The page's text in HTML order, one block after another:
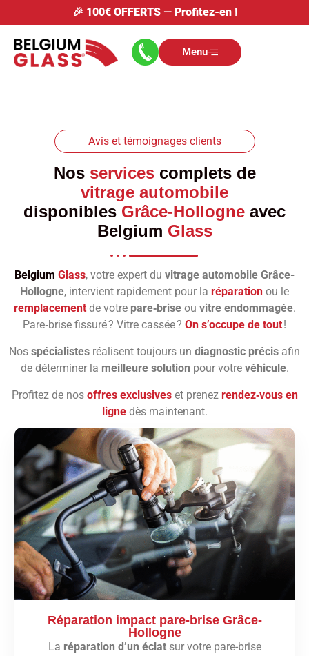
🎉 100€ OFFERTS— Profitez-en!
Menu
Avis et témoignages clients
Nos servicescomplets de
vitrage automobile
disponibles Grâce-Hollogne avec
Belgium Glass
Belgium Glass, votre expert du vitrage automobile Grâce-
Hollogne, intervient rapidement pour la réparation ou le
remplacementde votre pare‑briseou vitre endommagée.
Pare‑brise fissuré ? Vitre cassée ? On s’occupe de tout!
Nos spécialistes réalisent toujours un diagnostic précis afin
de déterminer la meilleure solution pour votre véhicule.
Profitez de nos offres exclusiveset prenez rendez‑vous en
lignedès maintenant.
Réparation impact pare-brise Grâce-
Hollogne
La réparation d’un éclatsur votre pare-brise